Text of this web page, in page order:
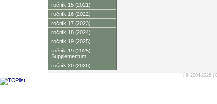
ročník 15 (2021)
ročník 16 (2022)
ročník 17 (2023)
ročník 18 (2024)
ročník 19 (2025)
ročník 19 (2025)
Supplementum
ročník 20 (2026)
| © 2004-2026 |